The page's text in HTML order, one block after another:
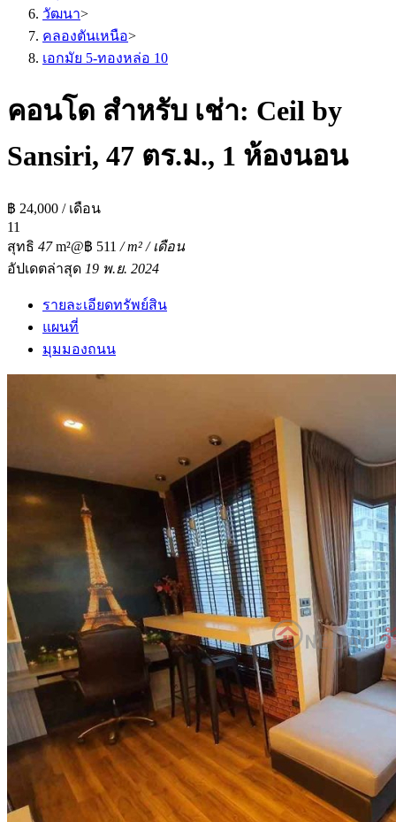
วัฒนา>
คลองตันเหนือ>
เอกมัย 5-ทองหล่อ 10
คอนโด สำหรับ เช่า: Ceil by
Sansiri, 47 ตร.ม., 1 ห้องนอน
฿ 24,000 / เดือน
11
สุทธิ 47m²@฿ 511 / m² / เดือน
อัปเดตล่าสุด 19 พ.ย. 2024
รายละเอียดทรัพย์สิน
แผนที่
มุมมองถนน